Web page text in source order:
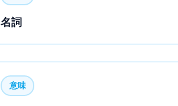
名詞
意味